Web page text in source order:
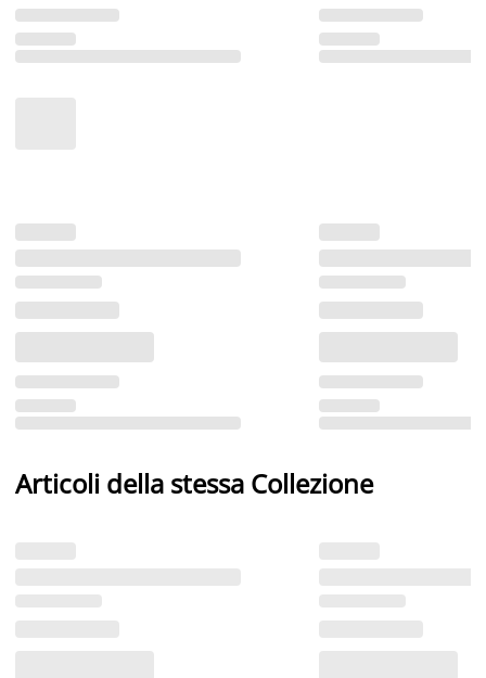
Articoli della stessa Collezione